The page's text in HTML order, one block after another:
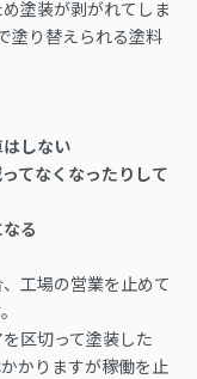
塗装が剥がれてしま
塗り替えられる塗料
しない
てなくなったりして
る
工場の営業を止めて
区切って塗装した
かりますが稼働を止